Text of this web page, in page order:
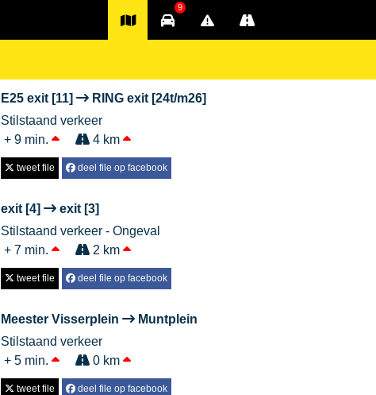
9
E25 exit [11]
RING exit [24t/m26]
Stilstaand verkeer
+ 9 min.
4 km
tweet file deel file op facebook
exit [4]
exit [3]
Stilstaand verkeer - Ongeval
+ 7 min.
2 km
tweet file deel file op facebook
Meester Visserplein
Muntplein
Stilstaand verkeer
+ 5 min.
0 km
tweet file deel file op facebook